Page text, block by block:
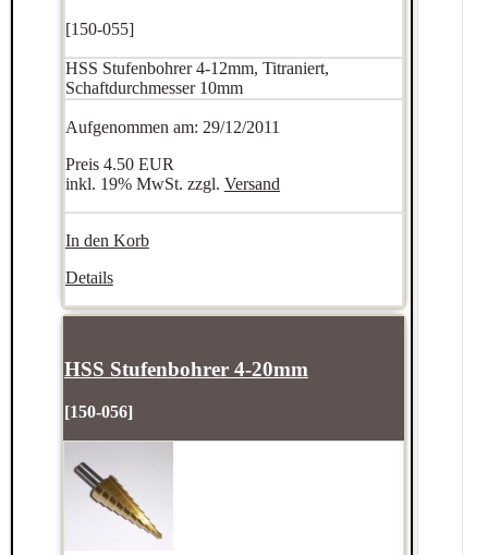
[150-055]
HSS Stufenbohrer 4-12mm, Titraniert,
Schaftdurchmesser 10mm
Aufgenommen am: 29/12/2011
Preis 4.50 EUR
inkl. 19% MwSt. zzgl. Versand
In den Korb
Details
HSS Stufenbohrer 4-20mm
[150-056]